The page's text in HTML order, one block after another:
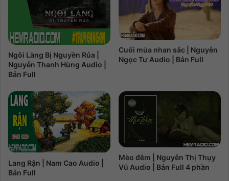
Ngôi Làng Bị Nguyền Rủa |
Nguyễn Thanh Hùng Audio |
Bản Full
Cuối mùa nhan sắc | Nguyễn
Ngọc Tư Audio | Bản Full
Lang Rận | Nam Cao Audio |
Bản Full
Mèo đêm | Nguyễn Thị Thụy
Vũ Audio | Bản Full 4 phần